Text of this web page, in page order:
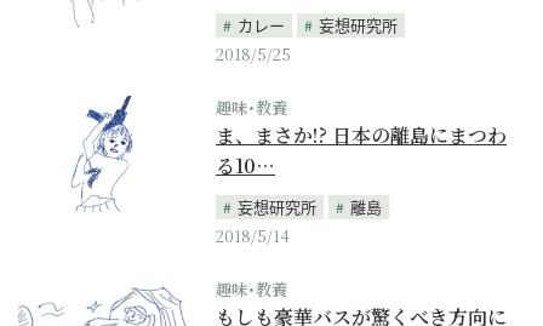
カレー
妄想研究所
2018/5/25
趣味･教養
ま、まさか!? 日本の離島にまつわ
る10…
妄想研究所
離島
2018/5/14
趣味･教養
もしも豪華バスが驚くべき方向に